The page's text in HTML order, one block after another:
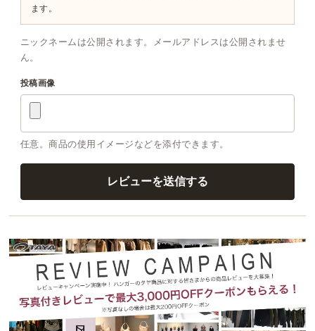
ます。
ニックネームは公開されます。メールアドレスは公開されませ
ん。
投稿画像
任意。商品の使用イメージなどを添付できます。